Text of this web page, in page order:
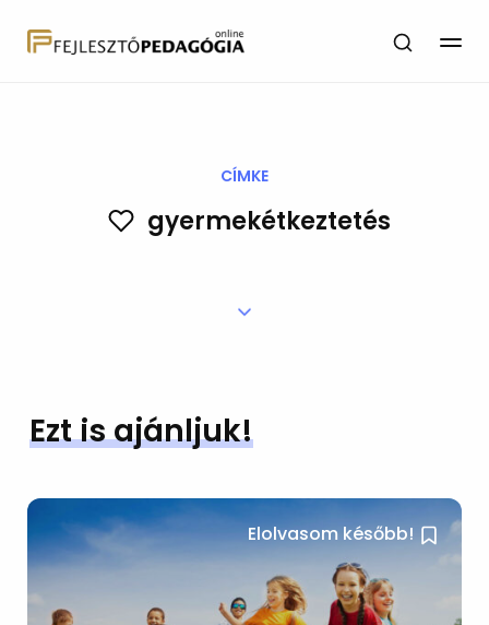
CÍMKE
gyermekétkeztetés
Ezt is ajánljuk!
Elolvasom később!